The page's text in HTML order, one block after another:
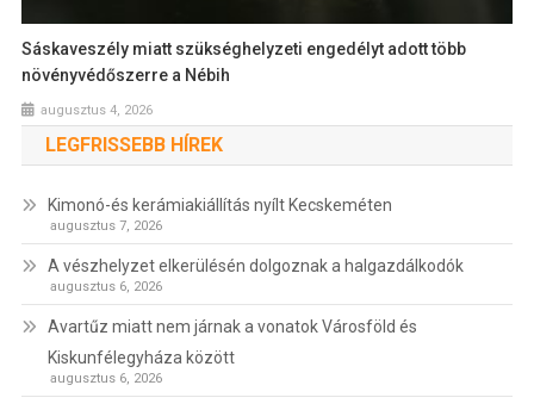
Sáskaveszély miatt szükséghelyzeti engedélyt adott több
növényvédőszerre a Nébih
augusztus 4, 2026
LEGFRISSEBB HÍREK
Kimonó-és kerámiakiállítás nyílt Kecskeméten
augusztus 7, 2026
A vészhelyzet elkerülésén dolgoznak a halgazdálkodók
augusztus 6, 2026
Avartűz miatt nem járnak a vonatok Városföld és
Kiskunfélegyháza között
augusztus 6, 2026